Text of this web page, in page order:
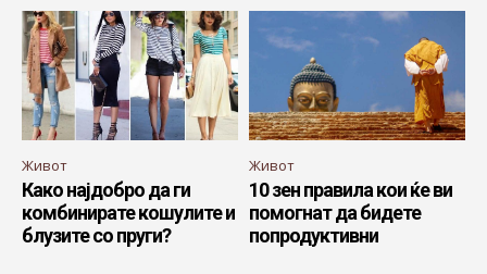
Живот
Како најдобро да ги
комбинирате кошулите и
блузите со пруги?
Живот
10 зен правила кои ќе ви
помогнат да бидете
попродуктивни